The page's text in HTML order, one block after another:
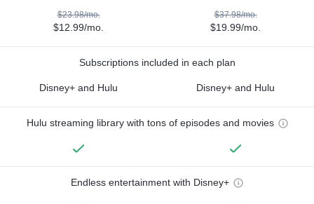
$23.98/mo.
$12.99/mo.
$37.98/mo.
$19.99/mo.
Subscriptions included in each plan
Disney+ and Hulu Disney+ and Hulu
Hulu streaming library with tons of episodes and movies
Endless entertainment with Disney+